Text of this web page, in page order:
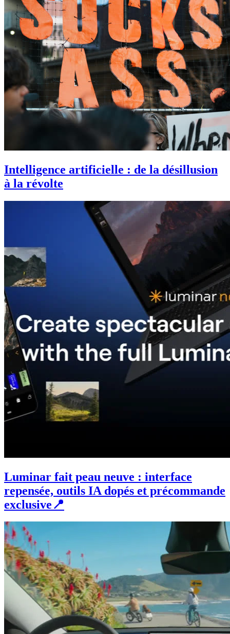
Intelligence artificielle : de la désillusion
à la révolte
Luminar fait peau neuve : interface
repensée, outils IA dopés et précommande
exclusive📍